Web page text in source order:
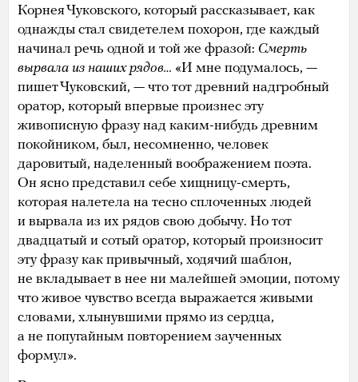
Корнея Чуковского, который рассказывает, как
однажды стал свидетелем похорон, где каждый
начинал речь одной и той же фразой: Смерть
вырвала из наших рядов… «И мне подумалось, —
пишет Чуковский, — что тот древний надгробный
оратор, который впервые произнес эту
живописную фразу над каким-нибудь древним
покойником, был, несомненно, человек
даровитый, наделенный воображением поэта.
Он ясно представил себе хищницу-смерть,
которая налетела на тесно сплоченных людей
и вырвала из их рядов свою добычу. Но тот
двадцатый и сотый оратор, который произносит
эту фразу как привычный, ходячий шаблон,
не вкладывает в нее ни малейшей эмоции, потому
что живое чувство всегда выражается живыми
словами, хлынувшими прямо из сердца,
а не попугайным повторением заученных
формул».